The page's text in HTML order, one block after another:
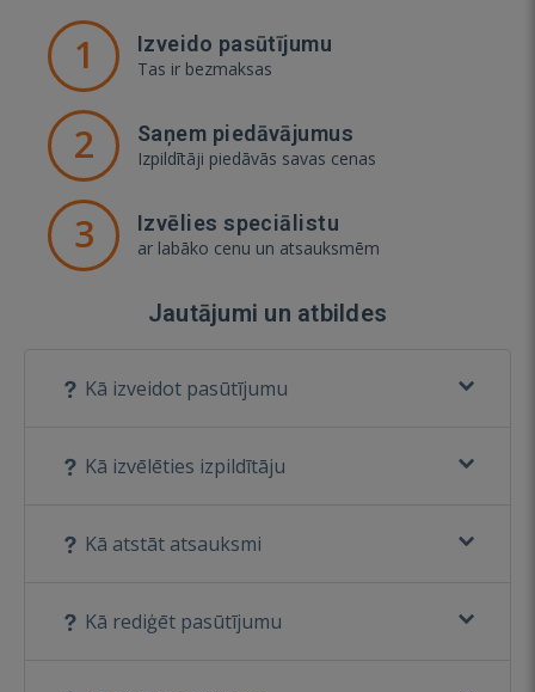
1 Izveido pasūtījumu
Tas ir bezmaksas
2 Saņem piedāvājumus
Izpildītāji piedāvās savas cenas
3 Izvēlies speciālistu
ar labāko cenu un atsauksmēm
Jautājumi un atbildes
Kā izveidot pasūtījumu
Kā izvēlēties izpildītāju
Kā atstāt atsauksmi
Kā rediģēt pasūtījumu